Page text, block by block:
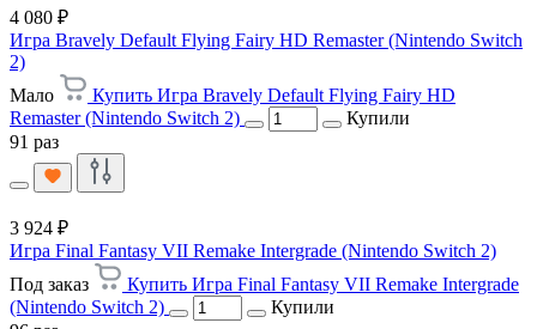
4 080 ₽
Игра Bravely Default Flying Fairy HD Remaster (Nintendo Switch
2)
Мало
Купить Игра Bravely Default Flying Fairy HD
Remaster (Nintendo Switch 2)
Купили
91 раз
3 924 ₽
Игра Final Fantasy VII Remake Intergrade (Nintendo Switch 2)
Под заказ
Купить Игра Final Fantasy VII Remake Intergrade
(Nintendo Switch 2)
Купили